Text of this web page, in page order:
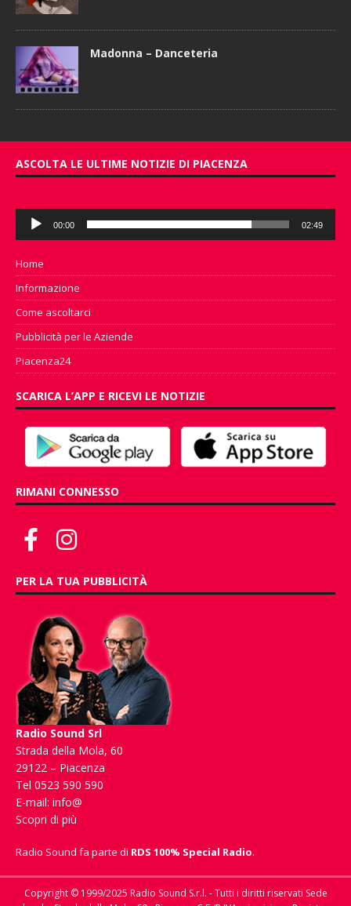
Madonna – Danceteria
ASCOLTA LE ULTIME NOTIZIE DI PIACENZA
Audio
Player
00:00 02:49
Home
Informazione
Come ascoltarci
Pubblicità per le Aziende
Piacenza24
SCARICA L’APP E RICEVI LE NOTIZIE
RIMANI CONNESSO
PER LA TUA PUBBLICITÀ
Radio Sound Srl
Strada della Mola, 60
29122 – Piacenza
Tel 0523 590 590
E-mail: info@
Scopri di più
Radio Sound fa parte di RDS 100% Special Radio.
Copyright © 1999/2025 Radio Sound S.r.l. - Tutti i diritti riservati Sede